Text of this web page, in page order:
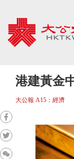
港建黃金
大公報 A15：經濟